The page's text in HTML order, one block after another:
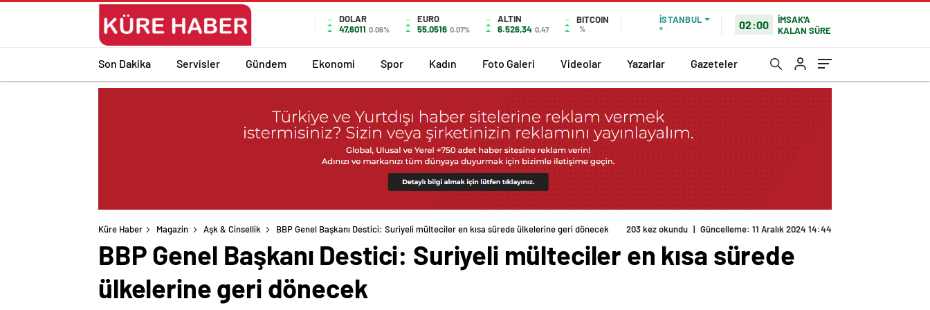
DOLAR
47,6011 0.06%
EURO
55,0516 0.07%
ALTIN
6.526,34 0,47
BITCOIN
%
İSTANBUL
°
02:00
İMSAK'A
KALAN SÜRE
Son Dakika Servisler Gündem Ekonomi Spor Kadın Foto Galeri Videolar Yazarlar Gazeteler
Küre Haber Magazin Aşk & Cinsellik BBP Genel Başkanı Destici: Suriyeli mülteciler en kısa sürede ülkelerine geri dönecek 203 kez okundu | Güncelleme: 11 Aralık 2024 14:44
BBP Genel Başkanı Destici: Suriyeli mülteciler en kısa sürede
ülkelerine geri dönecek